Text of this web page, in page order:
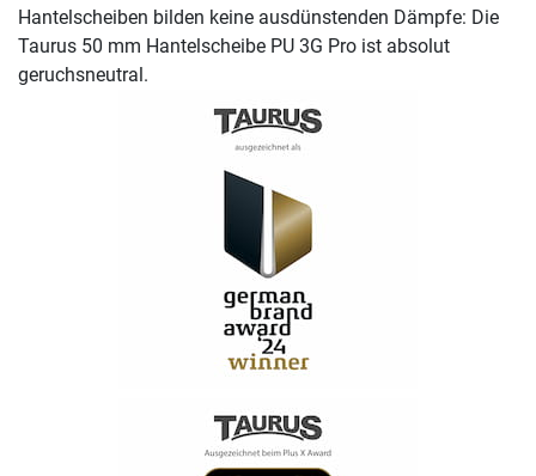
Hantelscheiben bilden keine ausdünstenden Dämpfe: Die
Taurus 50 mm Hantelscheibe PU 3G Pro ist absolut
geruchsneutral.